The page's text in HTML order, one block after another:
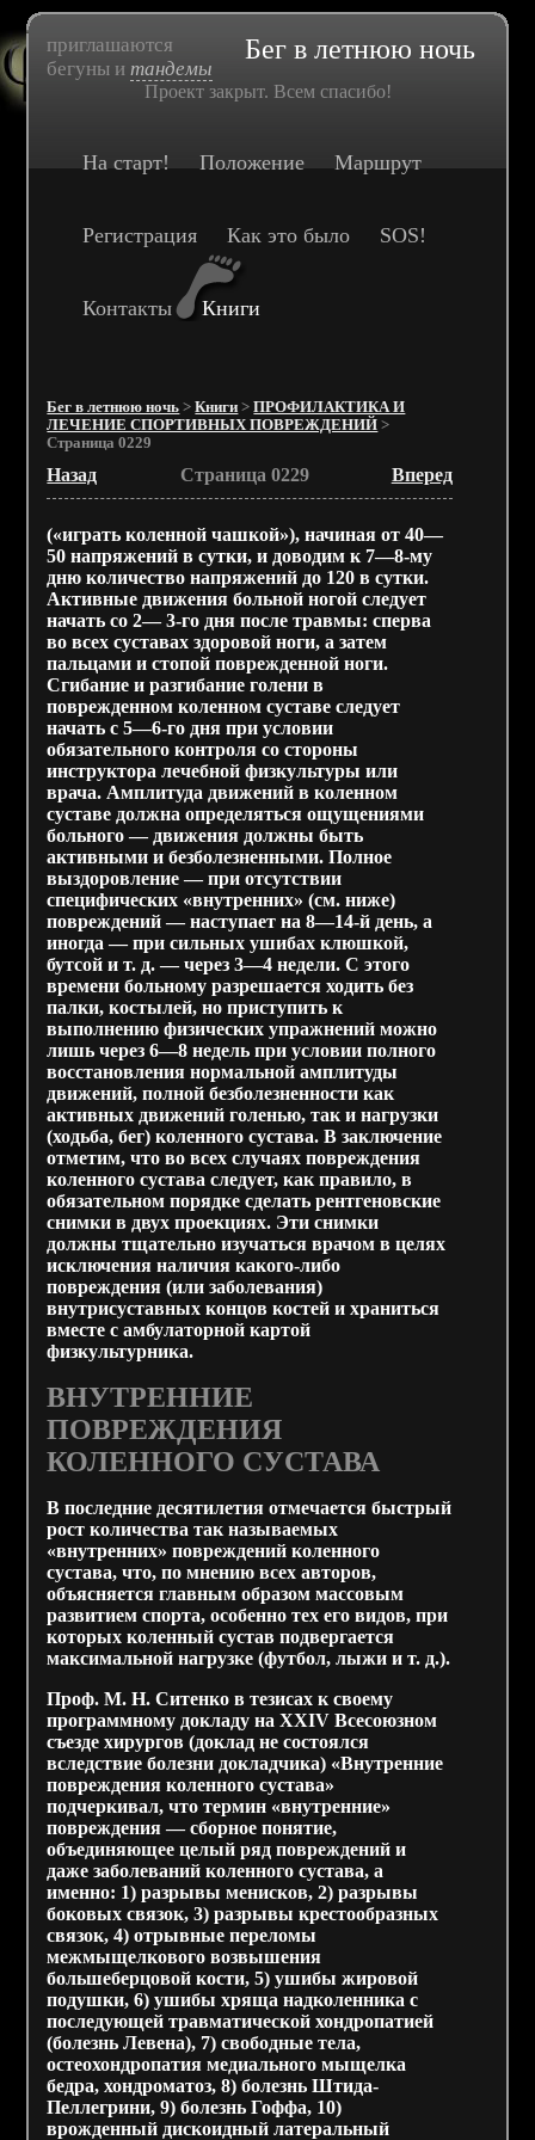
приглашаются
бегуны итандемы
Бег в летнюю ночь
Проект закрыт. Всем спасибо!
На старт! Положение Маршрут
Регистрация Как это было SOS!
Контакты Книги
Бег в летнюю ночь >Книги >ПРОФИЛАКТИКА И
ЛЕЧЕНИЕ СПОРТИВНЫХ ПОВРЕЖДЕНИЙ >
Страница 0229
Назад Страница 0229 Вперед
(«играть коленной чашкой»), начиная от 40—
50 напряжений в сутки, и доводим к 7—8-му
дню количество напряжений до 120 в сутки.
Активные движения больной ногой следует
начать со 2— 3-го дня после травмы: сперва
во всех суставах здоровой ноги, а затем
пальцами и стопой поврежденной ноги.
Сгибание и разгибание голени в
поврежденном коленном суставе следует
начать с 5—6-го дня при условии
обязательного контроля со стороны
инструктора лечебной физкультуры или
врача. Амплитуда движений в коленном
суставе должна определяться ощущениями
больного — движения должны быть
активными и безболезненными. Полное
выздоровление — при отсутствии
специфических «внутренних» (см. ниже)
повреждений — наступает на 8—14-й день, а
иногда — при сильных ушибах клюшкой,
бутсой и т. д. — через 3—4 недели. С этого
времени больному разрешается ходить без
палки, костылей, но приступить к
выполнению физических упражнений можно
лишь через 6—8 недель при условии полного
восстановления нормальной амплитуды
движений, полной безболезненности как
активных движений голенью, так и нагрузки
(ходьба, бег) коленного сустава. В заключение
отметим, что во всех случаях повреждения
коленного сустава следует, как правило, в
обязательном порядке сделать рентгеновские
снимки в двух проекциях. Эти снимки
должны тщательно изучаться врачом в целях
исключения наличия какого-либо
повреждения (или заболевания)
внутрисуставных концов костей и храниться
вместе с амбулаторной картой
физкультурника.
ВНУТРЕННИЕ
ПОВРЕЖДЕНИЯ
КОЛЕННОГО СУСТАВА
В последние десятилетия отмечается быстрый
рост количества так называемых
«внутренних» повреждений коленного
сустава, что, по мнению всех авторов,
объясняется главным образом массовым
развитием спорта, особенно тех его видов, при
которых коленный сустав подвергается
максимальной нагрузке (футбол, лыжи и т. д.).
Проф. М. Н. Ситенко в тезисах к своему
программному докладу на XXIV Всесоюзном
съезде хирургов (доклад не состоялся
вследствие болезни докладчика) «Внутренние
повреждения коленного сустава»
подчеркивал, что термин «внутренние»
повреждения — сборное понятие,
объединяющее целый ряд повреждений и
даже заболеваний коленного сустава, а
именно: 1) разрывы менисков, 2) разрывы
боковых связок, 3) разрывы крестообразных
связок, 4) отрывные переломы
межмыщелкового возвышения
большеберцовой кости, 5) ушибы жировой
подушки, 6) ушибы хряща надколенника с
последующей травматической хондропатией
(болезнь Левена), 7) свободные тела,
остеохондропатия медиального мыщелка
бедра, хондроматоз, 8) болезнь Штида-
Пеллегрини, 9) болезнь Гоффа, 10)
врожденный дискоидный латеральный